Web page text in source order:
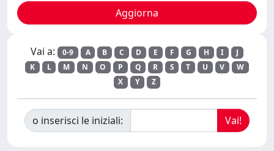
Vai a: 0-9 A B C D E F G H I
J
K
L M N O P Q R S T U V
W
X
Y Z
o inserisci le iniziali: